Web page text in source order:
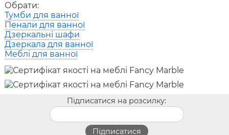
Обрати:
Тумби для ванної
Пенали для ванної
Дзеркальні шафи
Дзеркала для ванної
Меблі для ванної
Підписатися на розсилку: